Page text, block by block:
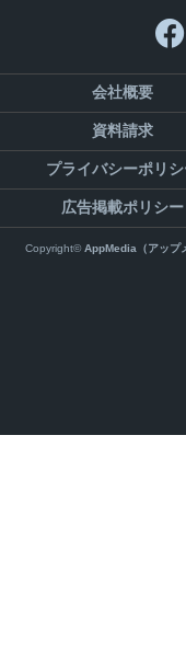
会社概要
資料請求
プライバシーポリ
広告掲載ポリシー
Copyright©AppMedia（アップ